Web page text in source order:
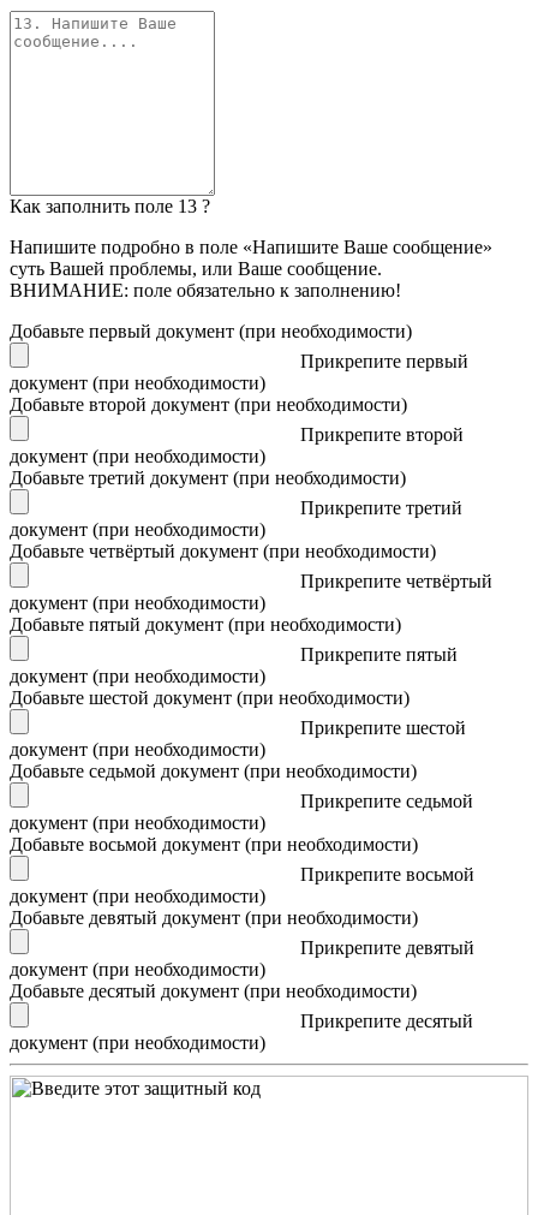
Как заполнить поле 13 ?
Напишите подробно в поле «Напишите Ваше сообщение»
суть Вашей проблемы, или Ваше сообщение.
ВНИМАНИЕ: поле обязательно к заполнению!
Добавьте первый документ (при необходимости)
Прикрепите первый
документ (при необходимости)
Добавьте второй документ (при необходимости)
Прикрепите второй
документ (при необходимости)
Добавьте третий документ (при необходимости)
Прикрепите третий
документ (при необходимости)
Добавьте четвёртый документ (при необходимости)
Прикрепите четвёртый
документ (при необходимости)
Добавьте пятый документ (при необходимости)
Прикрепите пятый
документ (при необходимости)
Добавьте шестой документ (при необходимости)
Прикрепите шестой
документ (при необходимости)
Добавьте седьмой документ (при необходимости)
Прикрепите седьмой
документ (при необходимости)
Добавьте восьмой документ (при необходимости)
Прикрепите восьмой
документ (при необходимости)
Добавьте девятый документ (при необходимости)
Прикрепите девятый
документ (при необходимости)
Добавьте десятый документ (при необходимости)
Прикрепите десятый
документ (при необходимости)